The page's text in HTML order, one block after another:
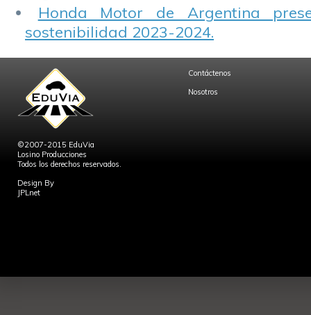
Honda Motor de Argentina
sostenibilidad 2023-2024.
©2007-2015 EduVia
Losino Producciones
Todos los derechos reservados.
Design By
JPLnet
Contáctenos
Nosotros